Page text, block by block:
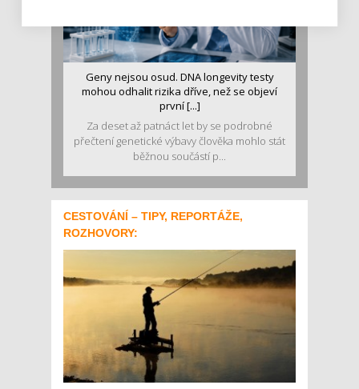
Geny nejsou osud. DNA longevity testy
mohou odhalit rizika dříve, než se objeví
první [...]
Za deset až patnáct let by se podrobné
přečtení genetické výbavy člověka mohlo stát
běžnou součástí p...
CESTOVÁNÍ – TIPY, REPORTÁŽE,
ROZHOVORY: